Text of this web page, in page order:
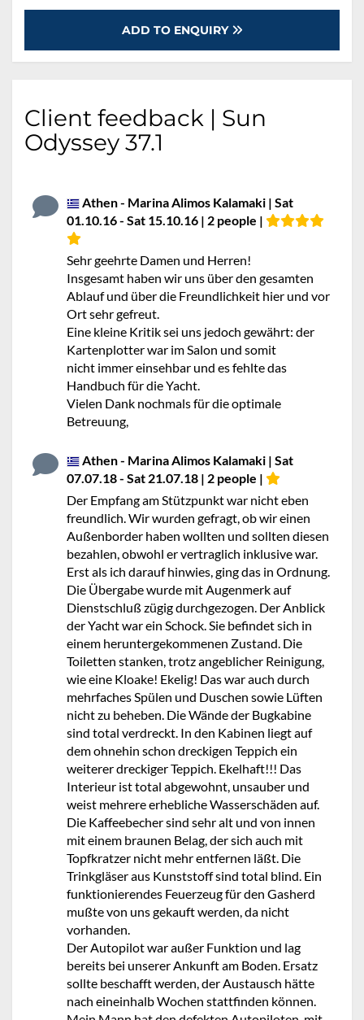
ADD TO ENQUIRY
Client feedback | Sun
Odyssey 37.1
Athen - Marina Alimos Kalamaki | Sat
01.10.16 - Sat 15.10.16 | 2 people |
Sehr geehrte Damen und Herren!
Insgesamt haben wir uns über den gesamten
Ablauf und über die Freundlichkeit hier und vor
Ort sehr gefreut.
Eine kleine Kritik sei uns jedoch gewährt: der
Kartenplotter war im Salon und somit
nicht immer einsehbar und es fehlte das
Handbuch für die Yacht.
Vielen Dank nochmals für die optimale
Betreuung,
Athen - Marina Alimos Kalamaki | Sat
07.07.18 - Sat 21.07.18 | 2 people |
Der Empfang am Stützpunkt war nicht eben
freundlich. Wir wurden gefragt, ob wir einen
Außenborder haben wollten und sollten diesen
bezahlen, obwohl er vertraglich inklusive war.
Erst als ich darauf hinwies, ging das in Ordnung.
Die Übergabe wurde mit Augenmerk auf
Dienstschluß zügig durchgezogen. Der Anblick
der Yacht war ein Schock. Sie befindet sich in
einem heruntergekommenen Zustand. Die
Toiletten stanken, trotz angeblicher Reinigung,
wie eine Kloake! Ekelig! Das war auch durch
mehrfaches Spülen und Duschen sowie Lüften
nicht zu beheben. Die Wände der Bugkabine
sind total verdreckt. In den Kabinen liegt auf
dem ohnehin schon dreckigen Teppich ein
weiterer dreckiger Teppich. Ekelhaft!!! Das
Interieur ist total abgewohnt, unsauber und
weist mehrere erhebliche Wasserschäden auf.
Die Kaffeebecher sind sehr alt und von innen
mit einem braunen Belag, der sich auch mit
Topfkratzer nicht mehr entfernen läßt. Die
Trinkgläser aus Kunststoff sind total blind. Ein
funktionierendes Feuerzeug für den Gasherd
mußte von uns gekauft werden, da nicht
vorhanden.
Der Autopilot war außer Funktion und lag
bereits bei unserer Ankunft am Boden. Ersatz
sollte beschafft werden, der Austausch hätte
nach eineinhalb Wochen stattfinden können.